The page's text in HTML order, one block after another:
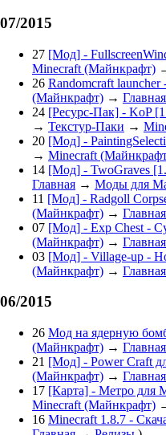
07/2015
27 [Мод] -
Minecraft (Майнкрафт)
26 Randomcraft
(Майнкрафт) → Главная
24 [Ресурс-Пак] - KoP
→ Текстур-Паки →
20 [Мод] -
→ Minecraft
14 [Мод] - TwoGraves
Главная → Моды для
11 [Мод] - Radgoll
(Майнкрафт) → Главная
07 [Мод] - Exp Chest -
(Майнкрафт) → Главная
03 [Мод] - Village-up -
(Майнкрафт) → Главная
06/2015
26 Мод на ядерную
(Майнкрафт) → Главная
21 [Мод] - Power Craft
(Майнкрафт) → Главная
17 [Карта] - Метро для
Minecraft (Майнкрафт)
16 Minecraft 1.8.7 -